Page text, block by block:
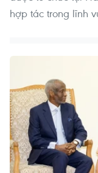
hợp tác trong lĩnh